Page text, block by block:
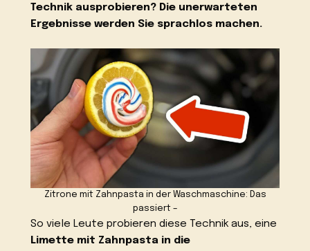
Technik ausprobieren? Die unerwarteten
Ergebnisse werden Sie sprachlos machen.
Zitrone mit Zahnpasta in der Waschmaschine: Das
passiert –
So viele Leute probieren diese Technik aus, eine
Limette mit Zahnpasta in die